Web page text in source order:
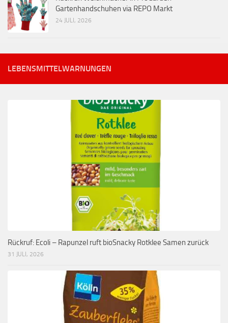
Gartenhandschuhen via REPO Markt
24 JULI, 2026
LEBENSMITTELWARNUNGEN
Rückruf: Ecoli – Rapunzel ruft bioSnacky Rotklee Samen zurück
31 JULI, 2026